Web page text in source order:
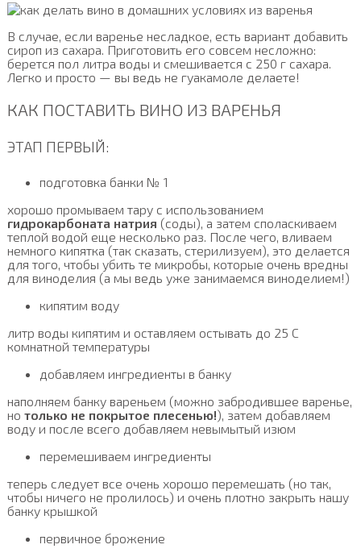
В случае, если варенье несладкое, есть вариант добавить
сироп из сахара. Приготовить его совсем несложно:
берется пол литра воды и смешивается с 250 г сахара.
Легко и просто — вы ведь не гуакамоле делаете!
КАК ПОСТАВИТЬ ВИНО ИЗ ВАРЕНЬЯ
ЭТАП ПЕРВЫЙ:
подготовка банки № 1
хорошо промываем тару с использованием
гидрокарбоната натрия (соды), а затем споласкиваем
теплой водой еще несколько раз. После чего, вливаем
немного кипятка (так сказать, стерилизуем), это делается
для того, чтобы убить те микробы, которые очень вредны
для виноделия (а мы ведь уже занимаемся виноделием!)
кипятим воду
литр воды кипятим и оставляем остывать до 25 C
комнатной температуры
добавляем ингредиенты в банку
наполняем банку вареньем (можно забродившее варенье,
но только не покрытое плесенью!), затем добавляем
воду и после всего добавляем невымытый изюм
перемешиваем ингредиенты
теперь следует все очень хорошо перемешать (но так,
чтобы ничего не пролилось) и очень плотно закрыть нашу
банку крышкой
первичное брожение